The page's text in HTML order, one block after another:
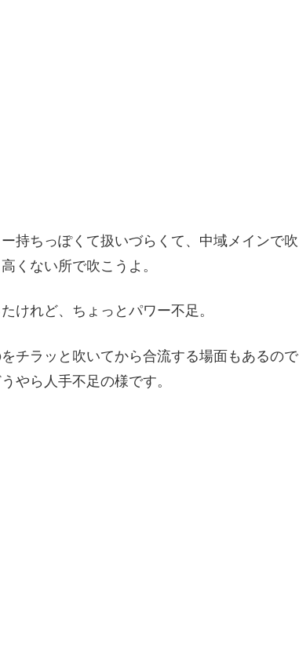
持ちっぽくて扱いづらくて、中域メインで吹
くない所で吹こうよ。
けれど、ちょっとパワー不足。
チラッと吹いてから合流する場面もあるので
やら人手不足の様です。